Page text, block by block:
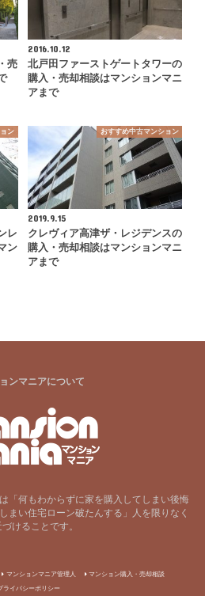
売
2016.10.12
北戸田ファーストゲートタワーの
購入・売却相談はマンションマニ
アまで
ン
レ
ン
おすすめ中古マンション
2019.9.15
クレヴィア高津ザ・レジデンスの
購入・売却相談はマンションマニ
アまで
ンマニアについて
「何もわからずに家を購入してしまい後悔
まい住宅ローン破たんする」人を限りなく
けることです。
マンションマニア管理人
マンション購入・売却相談
ライバシーポリシー